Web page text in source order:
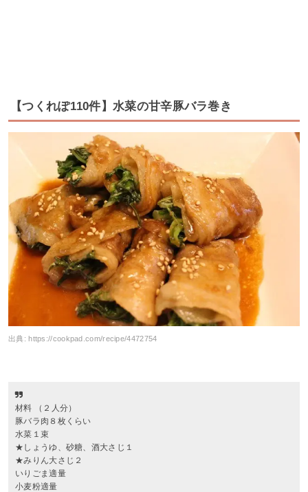
【つくれぽ110件】水菜の甘辛豚バラ巻き
出典:https://cookpad.com/recipe/4472754
材料 （２人分）
豚バラ肉８枚くらい
水菜１束
★しょうゆ、砂糖、酒大さじ１
★みりん大さじ２
いりごま適量
小麦粉適量